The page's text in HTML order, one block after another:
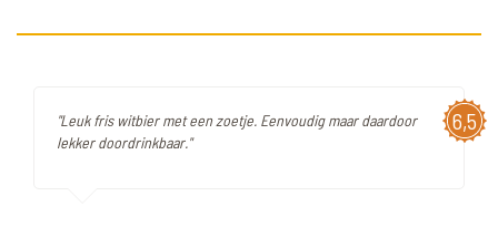
6,5
"Leuk fris witbier met een zoetje. Eenvoudig maar daardoor
lekker doordrinkbaar."